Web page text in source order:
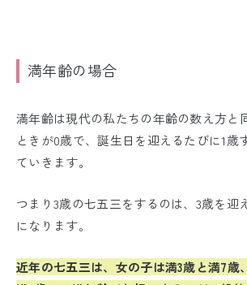
満年齢の場合
満年齢は現代の私たちの年齢の数え方と
ときが0歳で、誕生日を迎えるたびに1歳
ていきます。
つまり3歳の七五三をするのは、3歳を迎
になります。
近年の七五三は、女の子は満3歳と満7歳